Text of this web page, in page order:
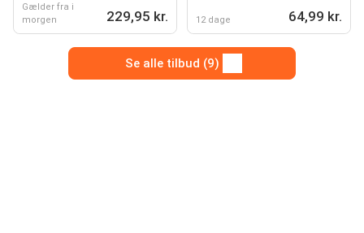
Gælder fra i
morgen
229,95 kr. 12 dage 64,99 kr.
Se alle tilbud (9)